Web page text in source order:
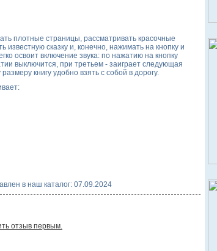
плотные страницы, рассматривать красочные
известную сказку и, конечно, нажимать на кнопку и
освоит включение звука: по нажатию на кнопку
выключится, при третьем - заиграет следующая
книгу удобно взять с собой в дорогу.
в наш каталог: 07.09.2024
отзыв первым.